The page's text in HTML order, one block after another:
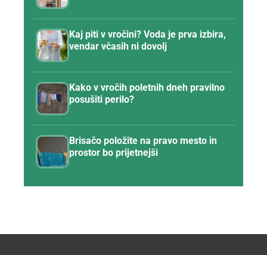
Kaj piti v vročini? Voda je prva izbira,
vendar včasih ni dovolj
Kako v vročih poletnih dneh pravilno
posušiti perilo?
Brisačo položite na pravo mesto in
prostor bo prijetnejši